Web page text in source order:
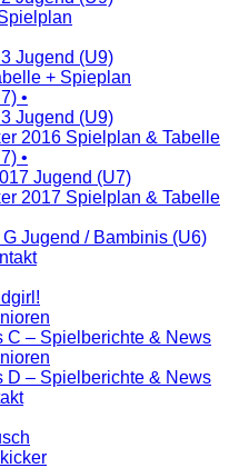
Jugend (U9)
+ Spieplan
•
Jugend (U9)
2016 Spielplan & Tabelle
•
Jugend (U7)
2017 Spielplan & Tabelle
G Jugend / Bambinis (U6)
C – Spielberichte & News
D – Spielberichte & News